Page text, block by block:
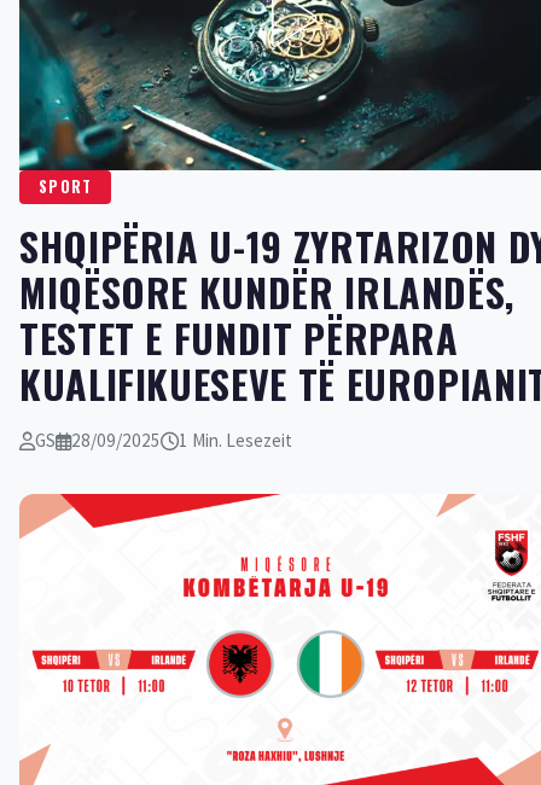
SPORT
SHQIPËRIA U-19 ZYRTARIZON
MIQËSORE KUNDËR IRLANDËS,
TESTET E FUNDIT PËRPARA
KUALIFIKUESEVE TË
GS 28/09/2025 1 Min. Lesezeit